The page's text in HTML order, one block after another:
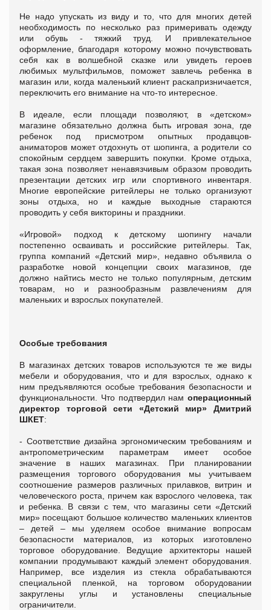
Не надо упускать из виду и то, что для многих детей
необходимость по несколько раз примеривать одежду
или обувь - тяжкий труд. И привлекательное
оформление, благодаря которому можно почувствовать
себя как в волшебной сказке или увидеть героев
любимых мультфильмов, поможет завлечь ребенка в
магазин или, когда маленький клиент раскапризничается,
переключить его внимание на что-то интересное.
В идеале, если площади позволяют, в «детском»
магазине обязательно должна быть игровая зона, где
ребенок под присмотром опытных продавцов-
аниматоров может отдохнуть от шопинга, а родители со
спокойным сердцем завершить покупки. Кроме отдыха,
такая зона позволяет ненавязчивым образом проводить
презентации детских игр или спортивного инвентаря.
Многие европейские ритейлеры не только организуют
зоны отдыха, но и каждые выходные стараются
проводить у себя викторины и праздники.
«Игровой» подход к детскому шопингу начали
постепенно осваивать и российские ритейлеры. Так,
группа компаний «Детский мир», недавно объявила о
разработке новой концепции своих магазинов, где
должно найтись место не только популярным, детским
товарам, но и разнообразным развлечениям для
маленьких и взрослых покупателей.
Особые требования
В магазинах детских товаров используются те же виды
мебели и оборудования, что и для взрослых, однако к
ним предъявляются особые требования безопасности и
функциональности. Что подтвердил нам операционный
директор торговой сети «Детский мир» Дмитрий
ШКЕТ:
- Соответствие дизайна эргономическим требованиям и
антропометрическим параметрам имеет особое
значение в наших магазинах. При планировании
размещения торгового оборудования мы учитываем
соотношение размеров различных прилавков, витрин и
человеческого роста, причем как взрослого человека, так
и ребенка. В связи с тем, что магазины сети «Детский
мир» посещают большое количество маленьких клиентов
– детей – мы уделяем особое внимание вопросам
безопасности материалов, из которых изготовлено
торговое оборудование. Ведущие архитекторы нашей
компании продумывают каждый элемент оборудования.
Например, все изделия из стекла обрабатываются
специальной пленкой, на торговом оборудовании
закруглены углы и установлены специальные
ограничители.